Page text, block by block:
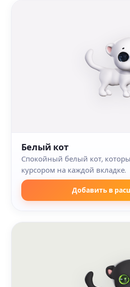
Белый кот
Спокойный белый кот,
курсором на каждой вкладке.
Добавить в